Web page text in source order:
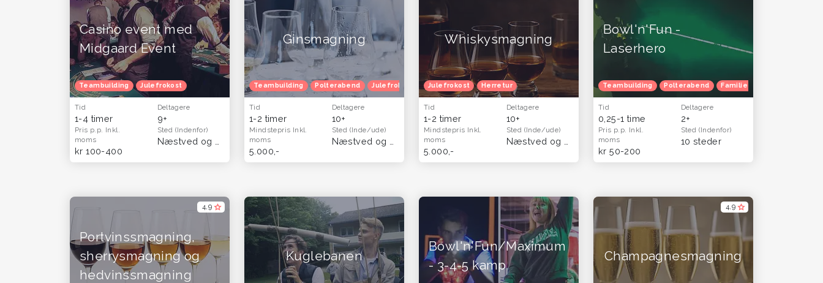
Casino event med
Midgaard Event
Teambuilding Julefrokost
Tid
1-4 timer
Deltagere
9+
Pris p.p. Inkl.
moms
kr 100-400
Sted (Indenfor)
Ginsmagning
Teambuilding Polterabend Julefrokost Herretur Venindetur
Tid
1-2 timer
Deltagere
10+
Mindstepris Inkl.
moms
5.000,-
Sted (Inde/ude)
Whiskysmagning
Julefrokost Herretur
Tid
1-2 timer
Deltagere
10+
Mindstepris Inkl.
moms
5.000,-
Sted (Inde/ude)
Bowl'n'Fun -
Laserhero
Teambuilding Polterabend Familietur
Tid
0,25-1 time
Deltagere
2+
Pris p.p. Inkl.
moms
kr 50-200
Sted (Indenfor)
10 steder
4,9
Portvinssmagning,
sherrysmagning og
hedvinssmagning
Kuglebanen
Bowl'n'Fun/Maximum
- 3-4-5 kamp
4,9
Champagnesmagning